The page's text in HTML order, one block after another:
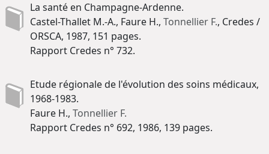
La santé en Champagne-Ardenne.
Castel-Thallet M.-A., Faure H., Tonnellier F., Credes /
ORSCA, 1987, 151 pages.
Rapport Credes n° 732.
Etude régionale de l'évolution des soins médicaux,
1968-1983.
Faure H., Tonnellier F.
Rapport Credes n° 692, 1986, 139 pages.